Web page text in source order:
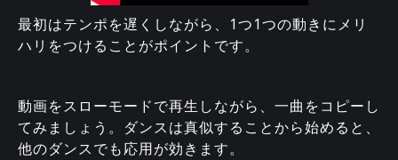
最初はテンポを遅くしながら、1つ1つの動きにメリ
ハリをつけることがポイントです。
動画をスローモードで再生しながら、一曲をコピーし
てみましょう。ダンスは真似することから始めると、
他のダンスでも応用が効きます。